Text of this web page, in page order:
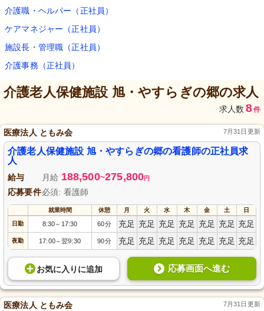
介護職・ヘルパー（正社員）
ケアマネジャー（正社員）
施設長・管理職（正社員）
介護事務（正社員）
介護老人保健施設 旭・やすらぎの郷の求人
求人数 8 件
医療法人 ともみ会 7月31日更新
介護老人保健施設 旭・やすらぎの郷の看護師の正社員求
人
給与 月給 188,500~275,800円
応募要件必須: 看護師
就業時間 休憩 月 火 水 木 金 土 日
日勤 8:30～ 17:30 60分 充足 充足 充足 充足 充足 充足 充足
夜勤 17:00～翌9:30 90分 充足 充足 充足 充足 充足 充足 充足
お気に入り に追加 応募画面へ進む
医療法人 ともみ会 7月31日更新